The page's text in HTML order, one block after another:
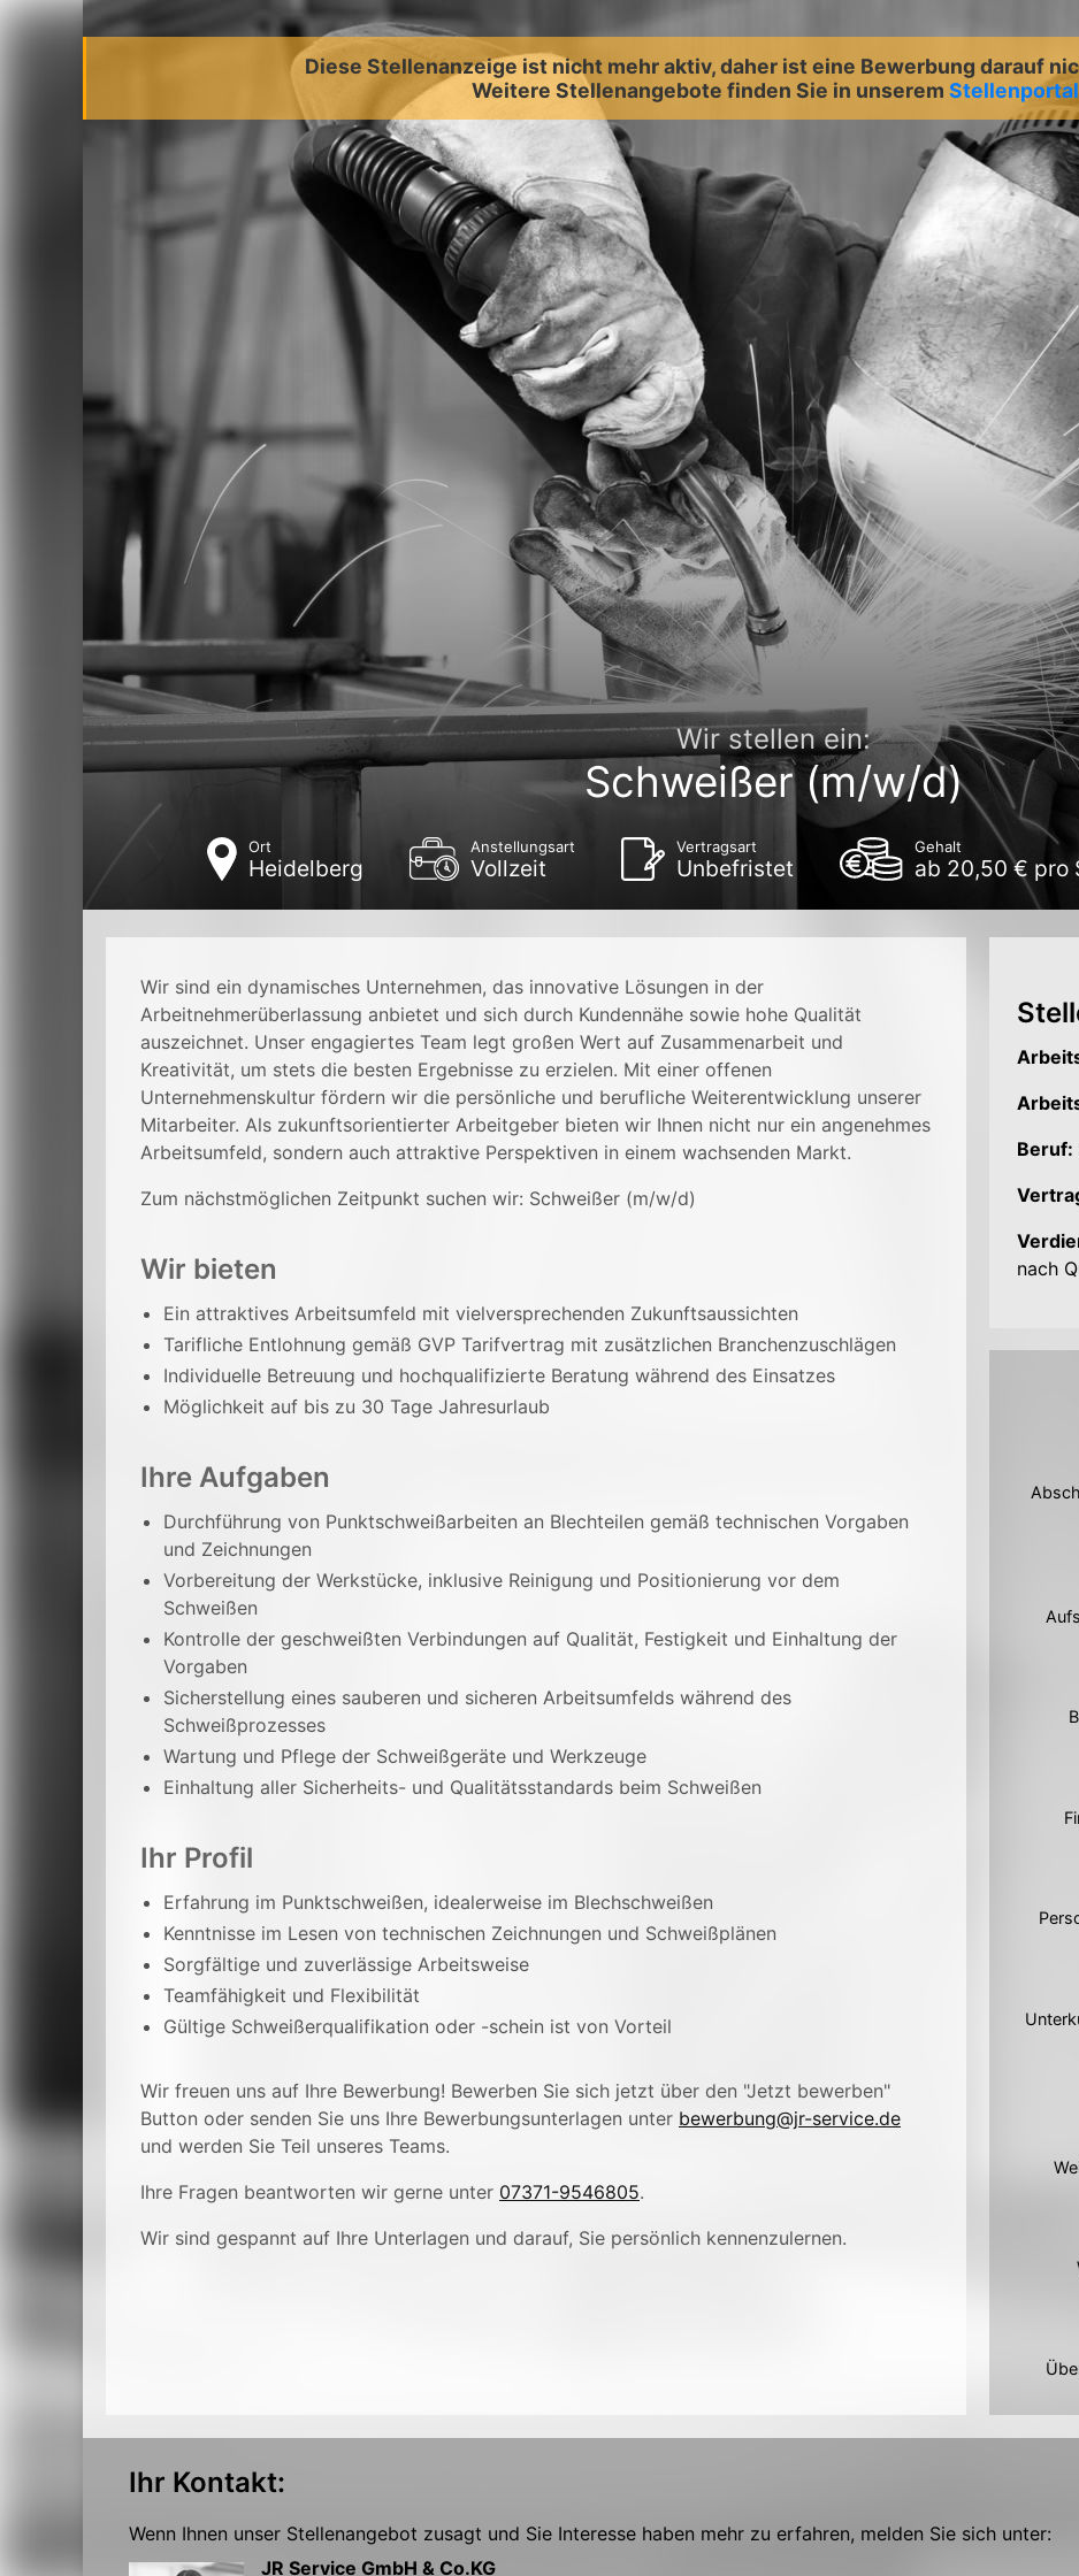
Diese Stellenanzeige ist nicht mehr aktiv, daher ist eine Bewerbung darauf
Weitere Stellenangebote finden Sie in unserem Stellenportal
Wir stellen ein:
Schweißer (m/w/d)
Ort
Heidelberg
Anstellungsart
Vollzeit
Vertragsart
Unbefristet
Gehalt
ab 20,50 € pro
Wir sind ein dynamisches Unternehmen, das innovative Lösungen in der
Arbeitnehmerüberlassung anbietet und sich durch Kundennähe sowie hohe Qualität
auszeichnet. Unser engagiertes Team legt großen Wert auf Zusammenarbeit und
Kreativität, um stets die besten Ergebnisse zu erzielen. Mit einer offenen
Unternehmenskultur fördern wir die persönliche und berufliche Weiterentwicklung unserer
Mitarbeiter. Als zukunftsorientierter Arbeitgeber bieten wir Ihnen nicht nur ein angenehmes
Arbeitsumfeld, sondern auch attraktive Perspektiven in einem wachsenden Markt.
Zum nächstmöglichen Zeitpunkt suchen wir: Schweißer (m/w/d)
Wir bieten
Ein attraktives Arbeitsumfeld mit vielversprechenden Zukunftsaussichten
Tarifliche Entlohnung gemäß GVP Tarifvertrag mit zusätzlichen Branchenzuschlägen
Individuelle Betreuung und hochqualifizierte Beratung während des Einsatzes
Möglichkeit auf bis zu 30 Tage Jahresurlaub
Ihre Aufgaben
Durchführung von Punktschweißarbeiten an Blechteilen gemäß technischen Vorgaben
und Zeichnungen
Vorbereitung der Werkstücke, inklusive Reinigung und Positionierung vor dem
Schweißen
Kontrolle der geschweißten Verbindungen auf Qualität, Festigkeit und Einhaltung der
Vorgaben
Sicherstellung eines sauberen und sicheren Arbeitsumfelds während des
Schweißprozesses
Wartung und Pflege der Schweißgeräte und Werkzeuge
Einhaltung aller Sicherheits- und Qualitätsstandards beim Schweißen
Ihr Profil
Erfahrung im Punktschweißen, idealerweise im Blechschweißen
Kenntnisse im Lesen von technischen Zeichnungen und Schweißplänen
Sorgfältige und zuverlässige Arbeitsweise
Teamfähigkeit und Flexibilität
Gültige Schweißerqualifikation oder -schein ist von Vorteil
Wir freuen uns auf Ihre Bewerbung! Bewerben Sie sich jetzt über den "Jetzt bewerben"
Button oder senden Sie uns Ihre Bewerbungsunterlagen unter bewerbung@jr-service.de
und werden Sie Teil unseres Teams.
Ihre Fragen beantworten wir gerne unter 07371-9546805.
Wir sind gespannt auf Ihre Unterlagen und darauf, Sie persönlich kennenzulernen.
Beruf:
nach
Ihr Kontakt:
Wenn Ihnen unser Stellenangebot zusagt und Sie Interesse haben mehr zu erfahren, melden Sie sich unter:
JR Service GmbH & Co.KG